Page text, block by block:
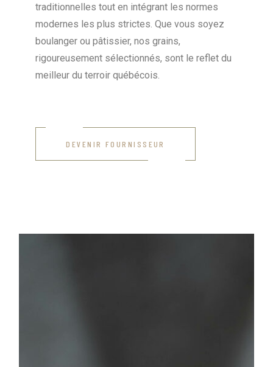
traditionnelles tout en intégrant les normes
modernes les plus strictes. Que vous soyez
boulanger ou pâtissier, nos grains,
rigoureusement sélectionnés, sont le reflet du
meilleur du terroir québécois.
DEVENIR FOURNISSEUR